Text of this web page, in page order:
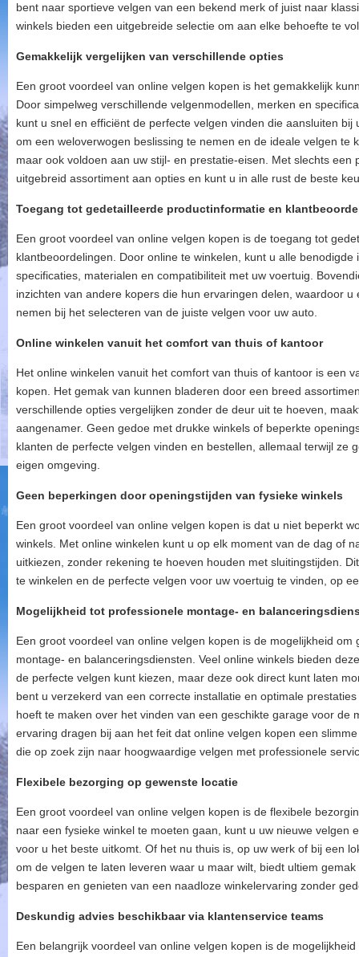
bent naar sportieve velgen van een bekend merk of juist naar
winkels bieden een uitgebreide selectie om aan elke behoefte te
Gemakkelijk vergelijken van verschillende opties
Een groot voordeel van online velgen kopen is het gemakkelijk
Door simpelweg verschillende velgenmodellen, merken en
kunt u snel en efficiënt de perfecte velgen vinden die aansluiten
om een weloverwogen beslissing te nemen en de ideale velgen te
maar ook voldoen aan uw stijl- en prestatie-eisen. Met slechts een
uitgebreid assortiment aan opties en kunt u in alle rust de beste
Toegang tot gedetailleerde productinformatie en
Een groot voordeel van online velgen kopen is de toegang tot
klantbeoordelingen. Door online te winkelen, kunt u alle
specificaties, materialen en compatibiliteit met uw voertuig.
inzichten van andere kopers die hun ervaringen delen, waardoor
nemen bij het selecteren van de juiste velgen voor uw auto.
Online winkelen vanuit het comfort van thuis of kantoor
Het online winkelen vanuit het comfort van thuis of kantoor is een
kopen. Het gemak van kunnen bladeren door een breed
verschillende opties vergelijken zonder de deur uit te hoeven,
aangenamer. Geen gedoe met drukke winkels of beperkte
klanten de perfecte velgen vinden en bestellen, allemaal terwijl ze
eigen omgeving.
Geen beperkingen door openingstijden van fysieke winkels
Een groot voordeel van online velgen kopen is dat u niet beperkt
winkels. Met online winkelen kunt u op elk moment van de dag of
uitkiezen, zonder rekening te hoeven houden met sluitingstijden.
te winkelen en de perfecte velgen voor uw voertuig te vinden, op
Mogelijkheid tot professionele montage- en
Een groot voordeel van online velgen kopen is de mogelijkheid
montage- en balanceringsdiensten. Veel online winkels bieden
de perfecte velgen kunt kiezen, maar deze ook direct kunt laten
bent u verzekerd van een correcte installatie en optimale
hoeft te maken over het vinden van een geschikte garage voor de
ervaring dragen bij aan het feit dat online velgen kopen een
die op zoek zijn naar hoogwaardige velgen met professionele
Flexibele bezorging op gewenste locatie
Een groot voordeel van online velgen kopen is de flexibele
naar een fysieke winkel te moeten gaan, kunt u uw nieuwe velgen
voor u het beste uitkomt. Of het nu thuis is, op uw werk of bij een
om de velgen te laten leveren waar u maar wilt, biedt ultiem
besparen en genieten van een naadloze winkelervaring zonder
Deskundig advies beschikbaar via klantenservice teams
Een belangrijk voordeel van online velgen kopen is de